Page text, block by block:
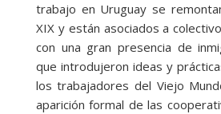
trabajo en Uruguay se
XIX y están asociados a
con una gran presencia de
que introdujeron ideas y
los trabajadores del Viejo
aparición formal de las